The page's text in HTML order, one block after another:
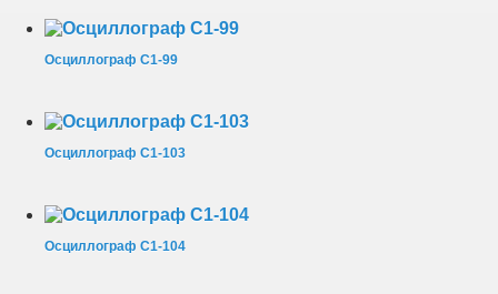
Осциллограф С1-99
Осциллограф С1-103
Осциллограф С1-104